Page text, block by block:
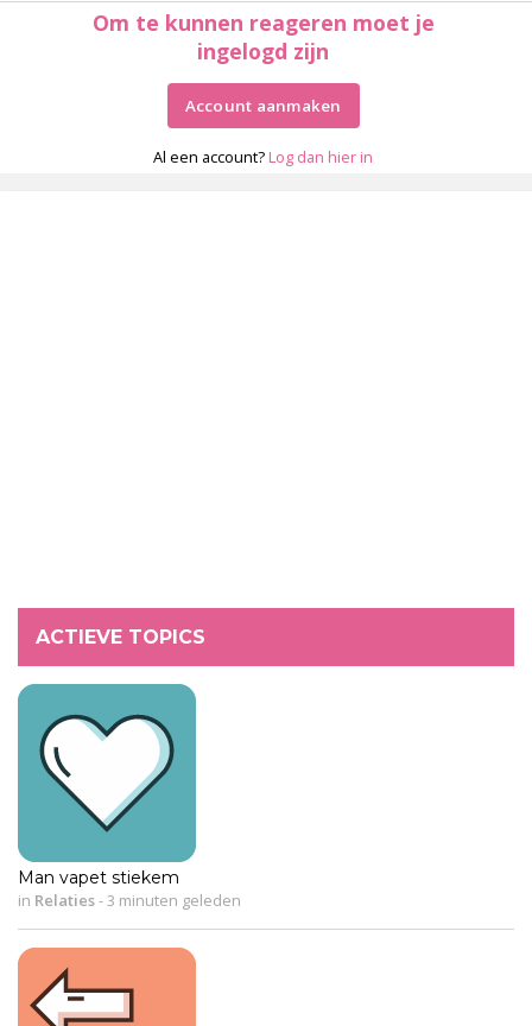
Om te kunnen reageren moet je
ingelogd zijn
Account aanmaken
Al een account? Log dan hier in
ACTIEVE TOPICS
Man vapet stiekem
in Relaties-3 minuten geleden